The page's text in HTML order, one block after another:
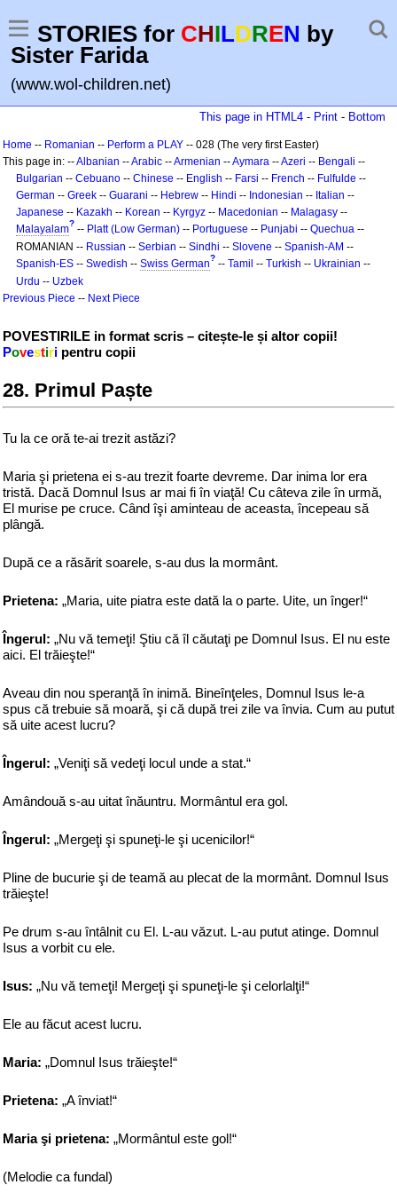
STORIES for CHILDREN by
Sister Farida
(www.wol-children.net)
This page in HTML4 - Print - Bottom
Home -- Romanian -- Perform a PLAY -- 028 (The very first Easter)
This page in: --Albanian --Arabic --Armenian --Aymara --Azeri -- Bengali --
Bulgarian -- Cebuano -- Chinese -- English -- Farsi -- French -- Fulfulde --
German -- Greek -- Guarani -- Hebrew -- Hindi -- Indonesian -- Italian --
Japanese -- Kazakh -- Korean -- Kyrgyz -- Macedonian -- Malagasy --
Malayalam? -- Platt (Low German) -- Portuguese -- Punjabi -- Quechua --
ROMANIAN -- Russian -- Serbian -- Sindhi -- Slovene -- Spanish-AM --
Spanish-ES -- Swedish -- Swiss German? -- Tamil -- Turkish -- Ukrainian --
Urdu -- Uzbek
Previous Piece -- Next Piece
POVESTIRILE in format scris – citește-le și altor copii!
Povestiri pentru copii
28. Primul Paște
Tu la ce oră te-ai trezit astăzi?
Maria şi prietena ei s-au trezit foarte devreme. Dar inima lor era
tristă. Dacă Domnul Isus ar mai fi în viaţă! Cu câteva zile în urmă,
El murise pe cruce. Când îşi aminteau de aceasta, începeau să
plângă.
După ce a răsărit soarele, s-au dus la mormânt.
Prietena: „Maria, uite piatra este dată la o parte. Uite, un înger!“
Îngerul: „Nu vă temeţi! Ştiu că îl căutaţi pe Domnul Isus. El nu este
aici. El trăieşte!“
Aveau din nou speranţă în inimă. Bineînţeles, Domnul Isus le-a
spus că trebuie să moară, şi că după trei zile va învia. Cum au putut
să uite acest lucru?
Îngerul: „Veniţi să vedeţi locul unde a stat.“
Amândouă s-au uitat înăuntru. Mormântul era gol.
Îngerul: „Mergeţi şi spuneţi-le şi ucenicilor!“
Pline de bucurie şi de teamă au plecat de la mormânt. Domnul Isus
trăieşte!
Pe drum s-au întâlnit cu El. L-au văzut. L-au putut atinge. Domnul
Isus a vorbit cu ele.
Isus: „Nu vă temeţi! Mergeţi şi spuneţi-le şi celorlalţi!“
Ele au făcut acest lucru.
Maria: „Domnul Isus trăieşte!“
Prietena: „A înviat!“
Maria şi prietena: „Mormântul este gol!“
(Melodie ca fundal)